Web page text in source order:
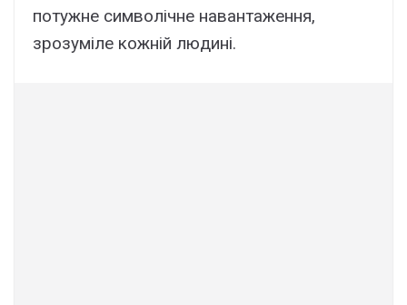
потужне символічне навантаження,
зрозуміле кожній людині.